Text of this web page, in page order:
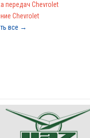
передач Chevrolet
Chevrolet
все →